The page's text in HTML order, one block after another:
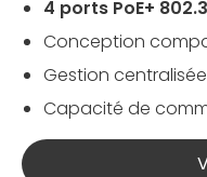
4 ports PoE+
Conception
Gestion
Capacité de